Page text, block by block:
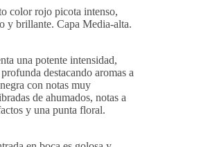
y brillante. Capa Media-alta.
una potente intensidad,
destacando aromas a
con notas muy
y una punta floral.